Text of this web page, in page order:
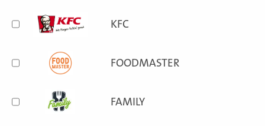
KFC
FOODMASTER
FAMILY